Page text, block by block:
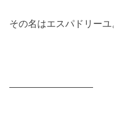
その名はエスパドリーユ
―――――――――